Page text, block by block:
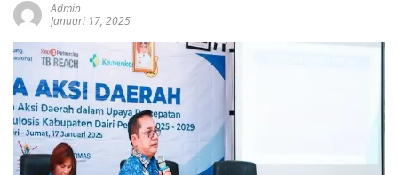
Admin
Januari 17, 2025